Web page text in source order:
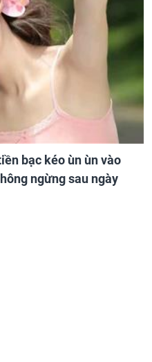
bạc kéo ùn ùn vào
ngừng sau ngày